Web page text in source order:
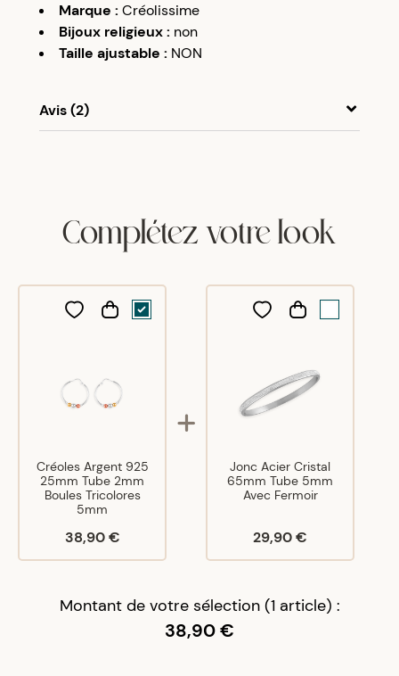
Marque : Créolissime
Bijoux religieux: non
Taille ajustable : NON
Avis (2)
25/12/21
Complétez votre look
Créoles Argent 925
25mm Tube 2mm
Boules Tricolores
5mm
38,90 €
Jonc Acier Cristal
65mm Tube 5mm
Avec Fermoir
29,90 €
Montant de votre sélection (1 article) :
38,90 €